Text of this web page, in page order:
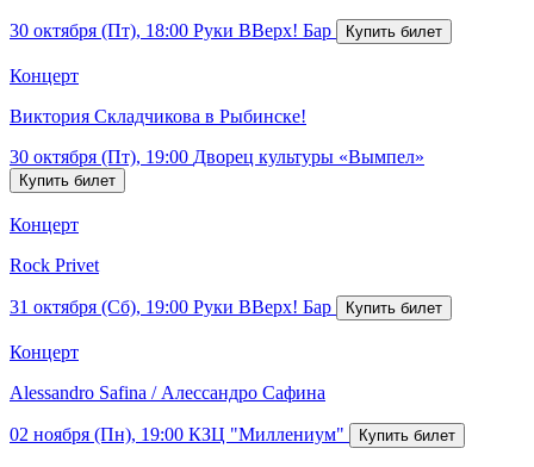
30 октября (Пт), 18:00 Руки ВВерх! Бар
Концерт
Виктория Складчикова в Рыбинске!
30 октября (Пт), 19:00 Дворец культуры «Вымпел»
Концерт
Rock Privet
31 октября (Сб), 19:00 Руки ВВерх! Бар
Концерт
Alessandro Safina / Алессандро Сафина
02 ноября (Пн), 19:00 КЗЦ "Миллениум"